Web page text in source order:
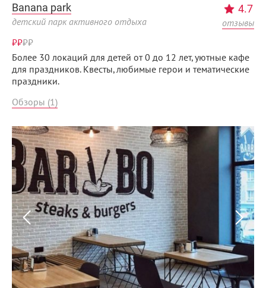
Banana park
детский парк активного отдыха
4.7
отзывы
₽₽₽₽
Более 30 локаций для детей от 0 до 12 лет, уютные кафе
для праздников. Квесты, любимые герои и тематические
праздники.
Обзоры (1)